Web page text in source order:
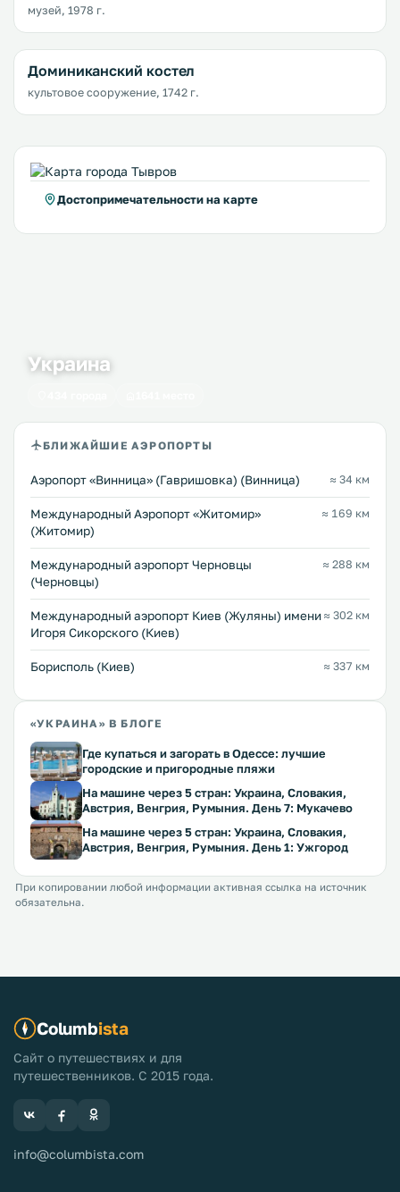
музей, 1978 г.
Доминиканский костел
культовое сооружение, 1742 г.
Достопримечательности на карте
Украина
БЛИЖАЙШИЕ АЭРОПОРТЫ
Аэропорт «Винница» (Гавришовка) (Винница) ≈ 34 км
Международный Аэропорт «Житомир»
(Житомир)
≈ 169 км
Международный аэропорт Черновцы
(Черновцы)
≈ 288 км
Международный аэропорт Киев (Жуляны) имени
Игоря Сикорского (Киев)
≈ 302 км
Борисполь (Киев) ≈ 337 км
«УКРАИНА» В БЛОГЕ
Где купаться и загорать в Одессе: лучшие
городские и пригородные пляжи
На машине через 5 стран: Украина, Словакия,
Австрия, Венгрия, Румыния. День 7: Мукачево
На машине через 5 стран: Украина, Словакия,
Австрия, Венгрия, Румыния. День 1: Ужгород
При копировании любой информации активная ссылка на источник
обязательна.
Columbista
Сайт о путешествиях и для
путешественников. С 2015 года.
info@columbista.com